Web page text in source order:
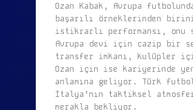
Ozan Kabak, Avrupa
başarılı örneklerinden
istikrarlı performansı, onu
Avrupa devi için cazip bir
transfer imkanı, kulüpler
Ozan için ise kariyerinde
anlamına geliyor. Türk
İtalya’nın taktiksel
merakla bekliyor.